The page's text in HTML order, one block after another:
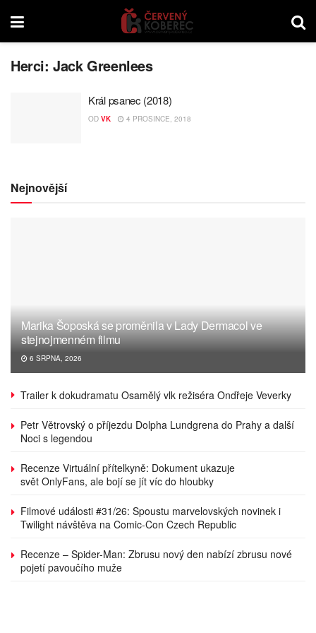
Herci:Jack Greenlees
Král psanec (2018)
OD VK 4 PROSINCE, 2018
Nejnovější
Marika Šoposká se proměnila v Lady Dermacol ve
stejnojmenném filmu
6 SRPNA, 2026
Trailer k dokudramatu Osamělý vlk režiséra Ondřeje Veverky
Petr Větrovský o příjezdu Dolpha Lundgrena do Prahy a další
Noci s legendou
Recenze Virtuální přítelkyně: Dokument ukazuje
svět OnlyFans, ale bojí se jít víc do hloubky
Filmové události #31/26: Spoustu marvelovských novinek i
Twilight návštěva na Comic-Con Czech Republic
Recenze – Spider-Man: Zbrusu nový den nabízí zbrusu nové
pojetí pavoučího muže